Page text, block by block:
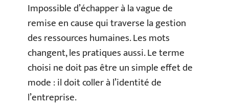
Impossible d’échapper à la vague de
remise en cause qui traverse la gestion
des ressources humaines. Les mots
changent, les pratiques aussi. Le terme
choisi ne doit pas être un simple effet de
mode : il doit coller à l’identité de
l’entreprise.